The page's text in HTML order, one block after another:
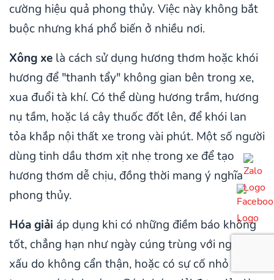
cường hiệu quả phong thủy. Việc này không bắt
buộc nhưng khá phổ biến ở nhiều nơi.
Xông xe là cách sử dụng hương thơm hoặc khói
hương để "thanh tẩy" không gian bên trong xe,
xua đuổi tà khí. Có thể dùng hương trầm, hương
nụ tầm, hoặc lá cây thuốc đốt lên, để khói lan
tỏa khắp nội thất xe trong vài phút. Một số người
dùng tinh dầu thơm xịt nhẹ trong xe để tạo
hương thơm dễ chịu, đồng thời mang ý nghĩa
phong thủy.
Hóa giải áp dụng khi có những điềm báo không
tốt, chẳng hạn như ngày cúng trùng với ngày
xấu do không cẩn thận, hoặc có sự cố nhỏ xảy ra